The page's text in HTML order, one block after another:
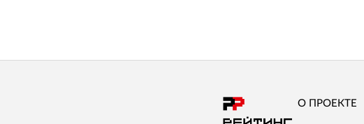
О ПРОЕКТЕ